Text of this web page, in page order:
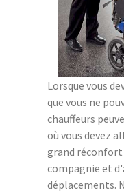
Lorsque vous
que vous ne
chauffeurs
où vous devez
grand réconfort
compagnie et
déplacements.